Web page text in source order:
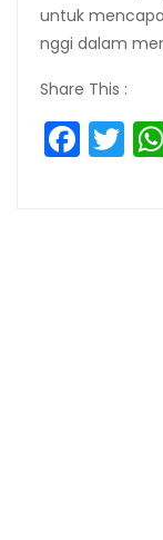
untuk
nggi dalam
Share This :